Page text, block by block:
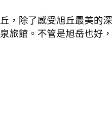
，除了感受旭丘最美的
旅館。不管是旭岳也好